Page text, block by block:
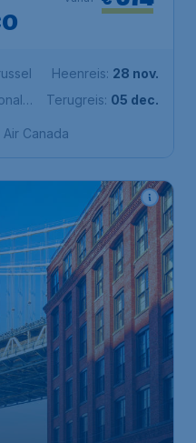
Heenreis: 28 nov.
Terugreis: 05 dec.
Air Canada
618
vanaf